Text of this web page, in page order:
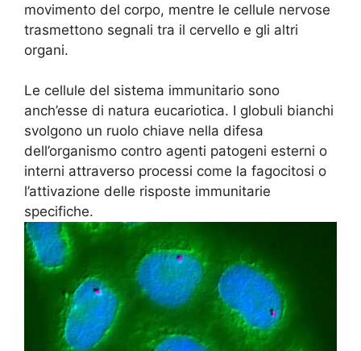
movimento del corpo, mentre le cellule nervose
trasmettono segnali tra il cervello e gli altri
organi.
Le cellule del sistema immunitario sono
anch’esse di natura eucariotica. I globuli bianchi
svolgono un ruolo chiave nella difesa
dell’organismo contro agenti patogeni esterni o
interni attraverso processi come la fagocitosi o
l’attivazione delle risposte immunitarie
specifiche.